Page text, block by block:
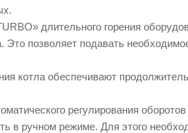
длительного горения
позволяет подавать
котла обеспечивают
регулирования
в ручном режиме. Для этого